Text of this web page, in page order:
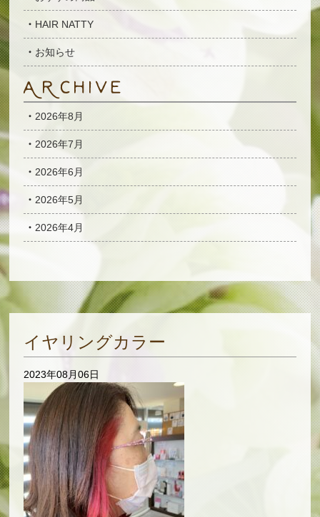
HAIR NATTY
お知らせ
2026年8月
2026年7月
2026年6月
2026年5月
2026年4月
イヤリングカラー
2023年08月06日